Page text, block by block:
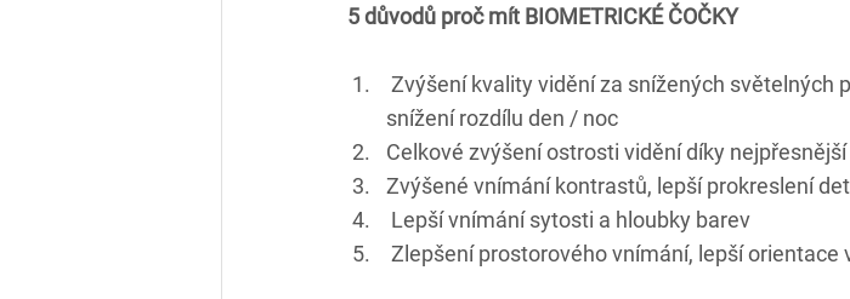
5 důvodů proč mít BIOMETRICKÉ ČOČKY
Zvýšení kvality vidění za snížených světelných
snížení rozdílu den / noc
Celkové zvýšení ostrosti vidění díky
Zvýšené vnímání kontrastů, lepší prokreslení
Lepší vnímání sytosti a hloubky barev
Zlepšení prostorového vnímání, lepší orientace